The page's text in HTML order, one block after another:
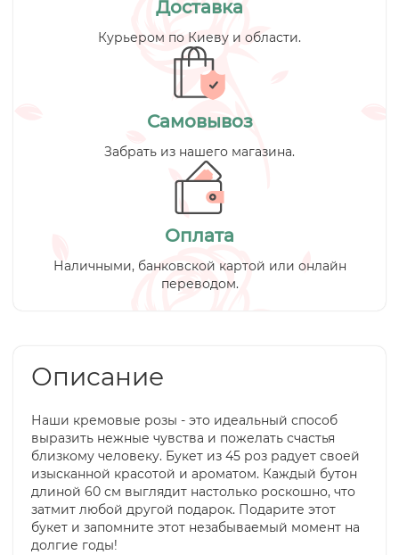
Доставка
Курьером по Киеву и области.
Самовывоз
Забрать из нашего магазина.
Оплата
Наличными, банковской картой или онлайн
переводом.
Описание
Наши кремовые розы - это идеальный способ
выразить нежные чувства и пожелать счастья
близкому человеку. Букет из 45 роз радует своей
изысканной красотой и ароматом. Каждый бутон
длиной 60 см выглядит настолько роскошно, что
затмит любой другой подарок. Подарите этот
букет и запомните этот незабываемый момент на
долгие годы!